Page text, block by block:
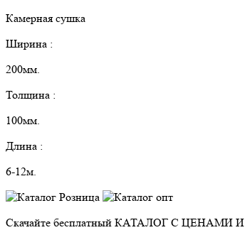
Камерная сушка
Ширина :
200мм.
Толщина :
100мм.
Длина :
6-12м.
Скачайте бесплатный КАТАЛОГ С ЦЕНАМИ